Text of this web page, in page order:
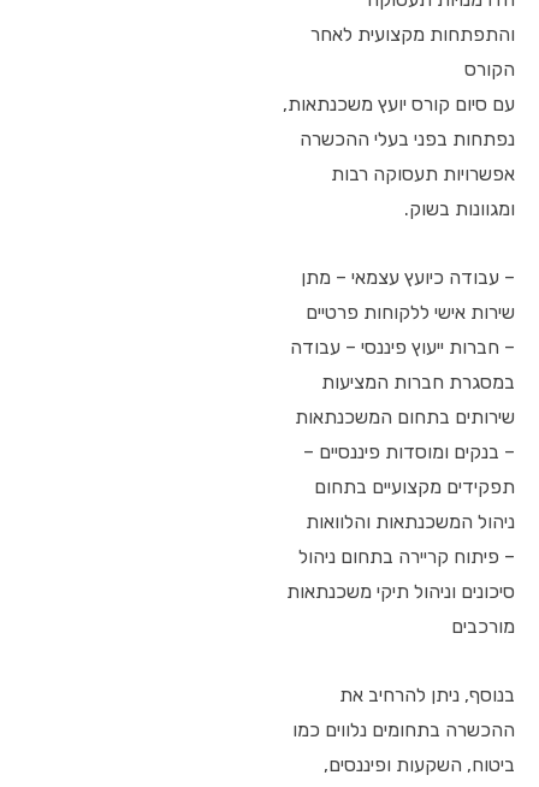
והתפתחות מקצועית לאחר
הקורס
עם סיום קורס יועץ משכנתאות,
נפתחות בפני בעלי ההכשרה
אפשרויות תעסוקה רבות
ומגוונות בשוק.
– עבודה כיועץ עצמאי – מתן
שירות אישי ללקוחות פרטיים
– חברות ייעוץ פיננסי – עבודה
במסגרת חברות המציעות
שירותים בתחום המשכנתאות
– בנקים ומוסדות פיננסיים –
תפקידים מקצועיים בתחום
ניהול המשכנתאות והלוואות
– פיתוח קריירה בתחום ניהול
סיכונים וניהול תיקי משכנתאות
מורכבים
בנוסף, ניתן להרחיב את
ההכשרה בתחומים נלווים כמו
ביטוח, השקעות ופיננסים,